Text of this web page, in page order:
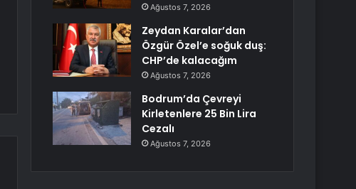
Ağustos 7, 2026
Zeydan Karalar’dan
Özgür Özel’e soğuk duş:
CHP’de kalacağım
Ağustos 7, 2026
Bodrum’da Çevreyi
Kirletenlere 25 Bin Lira
Cezalı
Ağustos 7, 2026